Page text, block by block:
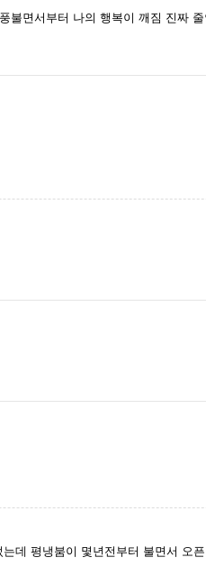
불면서부터 나의 행복이 깨짐 진짜
데 평냉붐이 몇년전부터 불면서 오